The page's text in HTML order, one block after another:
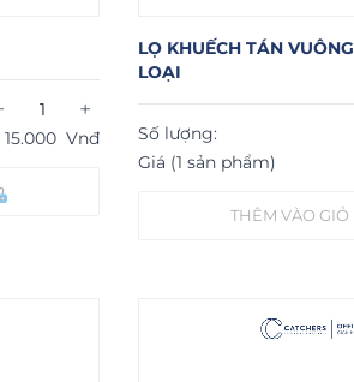
+
15.000 Vnđ
LỌ KHUẾCH TÁN
LOẠI
Số lượng:
Giá (1 sản phẩm)
THÊM VÀO GIỎ